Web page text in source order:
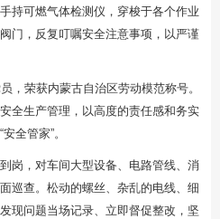
持可燃气体检测仪，穿梭于各个作业
门，反复叮嘱安全注意事项，以严谨
，荣获内蒙古自治区劳动模范称号。
全生产管理，以高度的责任感和务实
全管家”。
岗，对车间大型设备、电路管线、消
巡查。松动的螺丝、杂乱的电线、细
现问题当场记录、立即督促整改，坚